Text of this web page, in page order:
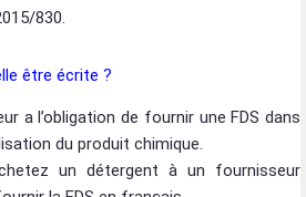
830.
être écrite ?
a l’obligation de fournir une FDS dans
du produit chimique.
un détergent à un fournisseur